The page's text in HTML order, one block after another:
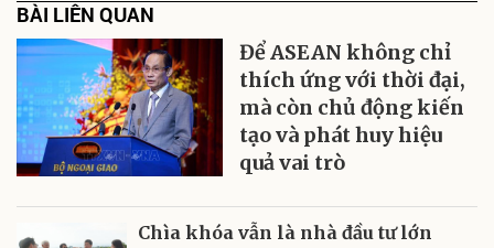
BÀI LIÊN QUAN
Để ASEAN không chỉ
thích ứng với thời đại,
mà còn chủ động kiến
tạo và phát huy hiệu
quả vai trò
Chìa khóa vẫn là nhà đầu tư lớn